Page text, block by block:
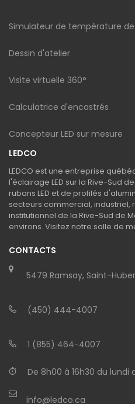
Simulateur de température
Dessin d'atelier
Visite virtuelle 360°
Calculatrice d'encastrés
Concepteur LED sur mesure
LEDCO
LEDCO est une entreprise
l'éclairage LED sur la Rive-Sud
rubans LED et de profilés
secteurs commercial, industriel,
institutionnel de la Rive-Sud de
environs. Visitez notre salle de
CONTACTS
5479 Ramsay, Saint-
(450) 444-4007
1 (855) 464-4007
De 8h00 à 16h30 du lundi
info@ledco.ca